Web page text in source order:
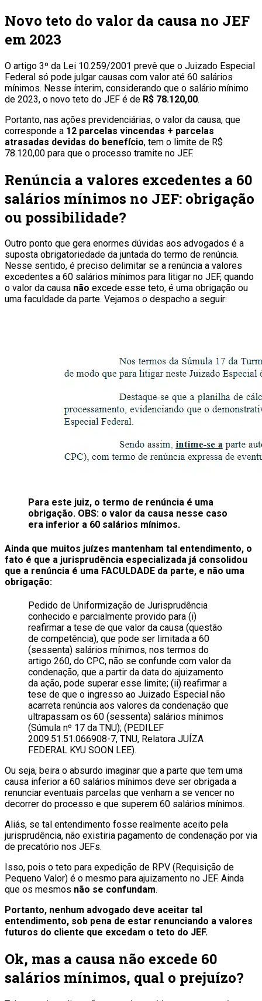
Novo teto do valor da causa no JEF
em 2023
O artigo 3º da Lei 10.259/2001 prevê que o Juizado Especial
Federal só pode julgar causas com valor até 60 salários
mínimos. Nesse ínterim, considerando que o salário mínimo
de 2023, o novo teto do JEF é de R$ 78.120,00.
Portanto, nas ações previdenciárias, o valor da causa, que
corresponde a 12 parcelas vincendas + parcelas
atrasadas devidas do benefício, tem o limite de R$
78.120,00 para que o processo tramite no JEF.
Renúncia a valores excedentes a 60
salários mínimos no JEF: obrigação
ou possibilidade?
Outro ponto que gera enormes dúvidas aos advogados é a
suposta obrigatoriedade da juntada do termo de renúncia.
Nesse sentido, é preciso delimitar se a renúncia a valores
excedentes a 60 salários mínimos para litigar no JEF, quando
o valor da causa não excede esse teto, é uma obrigação ou
uma faculdade da parte. Vejamos o despacho a seguir:
Para este juiz, o termo de renúncia é uma
obrigação. OBS: o valor da causa nesse caso
era inferior a 60 salários mínimos.
Ainda que muitos juízes mantenham tal entendimento, o
fato é que a jurisprudência especializada já consolidou
que a renúncia é uma FACULDADE da parte, e não uma
obrigação:
Pedido de Uniformização de Jurisprudência
conhecido e parcialmente provido para (i)
reafirmar a tese de que valor da causa (questão
de competência), que pode ser limitada a 60
(sessenta) salários mínimos, nos termos do
artigo 260, do CPC, não se confunde com valor da
condenação, que a partir da data do ajuizamento
da ação, pode superar esse limite; (ii) reafirmar a
tese de que o ingresso ao Juizado Especial não
acarreta renúncia aos valores da condenação que
ultrapassam os 60 (sessenta) salários mínimos
(Súmula nº 17 da TNU); (PEDILEF
2009.51.51.066908-7, TNU, Relatora JUÍZA
FEDERAL KYU SOON LEE).
Ou seja, beira o absurdo imaginar que a parte que tem uma
causa inferior a 60 salários mínimos deve ser obrigada a
renunciar eventuais parcelas que venham a se vencer no
decorrer do processo e que superem 60 salários mínimos.
Aliás, se tal entendimento fosse realmente aceito pela
jurisprudência, não existiria pagamento de condenação por via
de precatório nos JEFs.
Isso, pois o teto para expedição de RPV (Requisição de
Pequeno Valor) é o mesmo para ajuizamento no JEF. Ainda
que os mesmos não se confundam.
Portanto, nenhum advogado deve aceitar tal
entendimento, sob pena de estar renunciando a valores
futuros do cliente que excedam o teto do JEF.
Ok, mas a causa não excede 60
salários mínimos, qual o prejuízo?